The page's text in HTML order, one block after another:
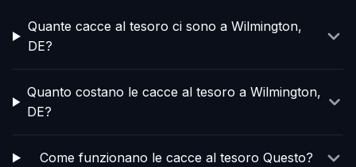
Quante cacce al tesoro ci sono a Wilmington,
DE?
Quanto costano le cacce al tesoro a Wilmington,
DE?
Come funzionano le cacce al tesoro Questo?